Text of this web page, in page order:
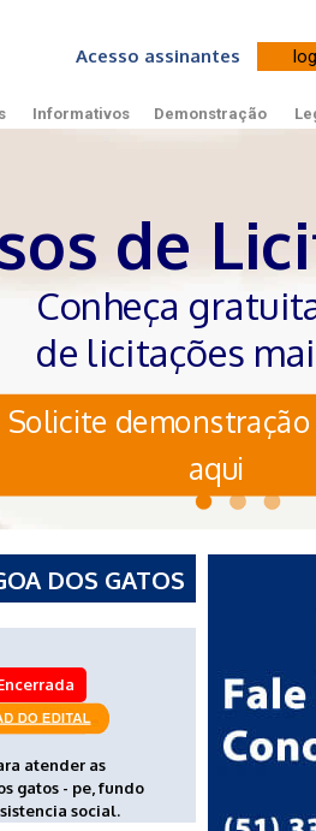
Acesso assinantes
Informativos Demonstração
de
Conheça
de licitações
Solicite
aqui
DOS GATOS
atender as
gatos - pe, fundo
social.